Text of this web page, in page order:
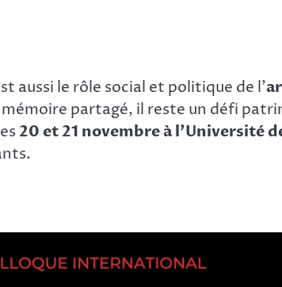
aussi le rôle social et politique de l’
partagé, il reste un défi
20 et 21 novembre à l’Université